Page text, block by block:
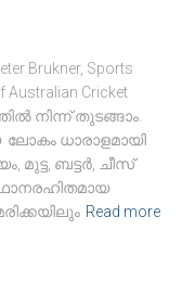
Brukner, Sports
Australian Cricket
നിന്ന് തുടങ്ങാം.
ധാരാളമായി
മുട്ട, ബട്ടർ, ചീസ്
Read more